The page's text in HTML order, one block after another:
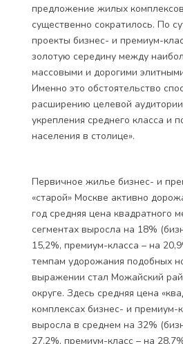
предложение жилых
существенно сократилось. По
проекты бизнес- и премиум-
золотую середину между
массовыми и дорогими
Именно это обстоятельство
расширению целевой
укрепления среднего класса и
населения в столице».
Первичное жилье бизнес- и
«старой» Москве активно
год средняя цена квадратного
сегментах выросла на 18%
15,2%, премиум-класса – на
темпам удорожания подобных
выражении стал Можайский
округе. Здесь средняя цена
комплексах бизнес- и премиум-
выросла в среднем на 32%
27,2%, премиум-класс – на